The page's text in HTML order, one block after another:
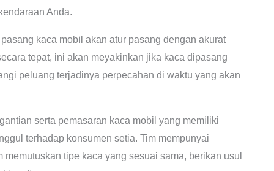
Anda.
kaca mobil akan atur pasang dengan akurat
tepat, ini akan meyakinkan jika kaca dipasang
peluang terjadinya perpecahan di waktu yang akan
serta pemasaran kaca mobil yang memiliki
terhadap konsumen setia. Tim mempunyai
tipe kaca yang sesuai sama, berikan usul